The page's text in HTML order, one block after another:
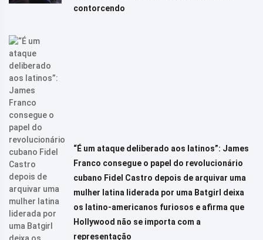
contorcendo
“É um ataque deliberado aos latinos”: James
Franco consegue o papel do revolucionário
cubano Fidel Castro depois de arquivar uma
mulher latina liderada por uma Batgirl deixa
os latino-americanos furiosos e afirma que
Hollywood não se importa com a
representação